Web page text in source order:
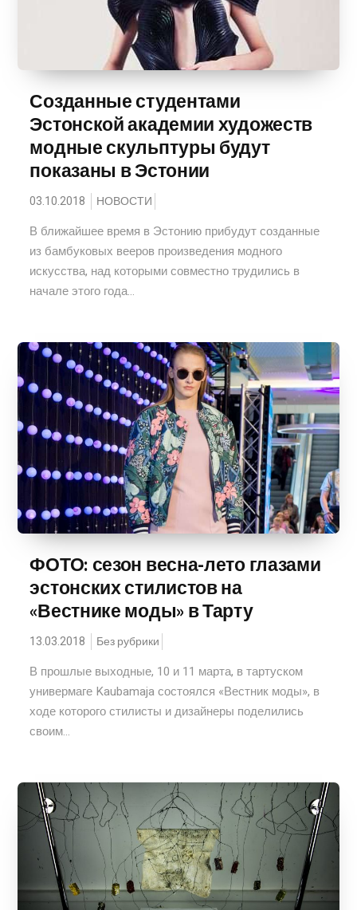
Созданные студентами
Эстонской академии художеств
модные скульптуры будут
показаны в Эстонии
03.10.2018 НОВОСТИ
В ближайшее время в Эстонию прибудут созданные
из бамбуковых вееров произведения модного
искусства, над которыми совместно трудились в
начале этого года...
ФОТО: сезон весна-лето глазами
эстонских стилистов на
«Вестнике моды» в Тарту
13.03.2018 Без рубрики
В прошлые выходные, 10 и 11 марта, в тартуском
универмаге Kaubamaja состоялся «Вестник моды», в
ходе которого стилисты и дизайнеры поделились
своим...